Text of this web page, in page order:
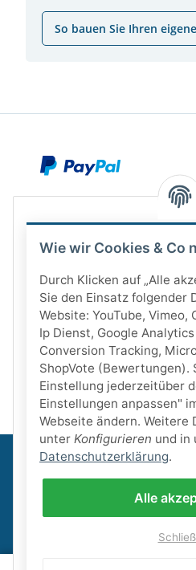
So bauen Sie Ihren
Wie wir Cookies & Co
Durch Klicken auf „Alle
Sie den Einsatz folgender
Website: YouTube, Vimeo,
Ip Dienst, Google
Conversion Tracking,
ShopVote (Bewertungen).
Einstellung jederzeitüber
Einstellungen anpassen"
Webseite ändern. Weitere
unter Konfigurieren und in
Datenschutzerklärung.
Alle